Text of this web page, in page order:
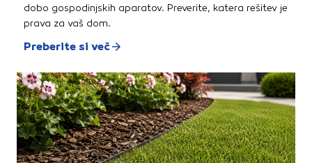
dobo gospodinjskih aparatov. Preverite, katera rešitev je
prava za vaš dom.
Preberite si več